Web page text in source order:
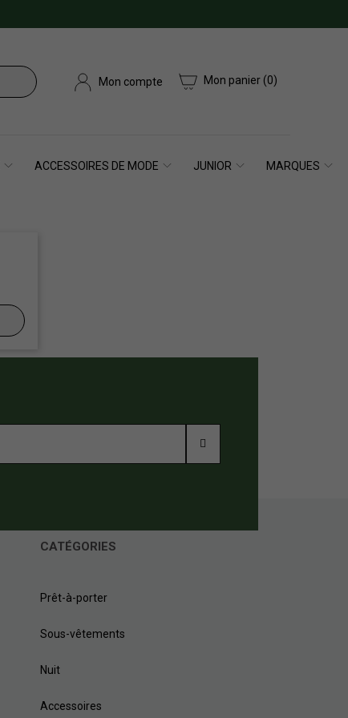
Mon compte Mon panier (0)
ACCESSOIRES DE MODE JUNIOR MARQUES
CATÉGORIES
Prêt-à-porter
Sous-vêtements
Nuit
Accessoires